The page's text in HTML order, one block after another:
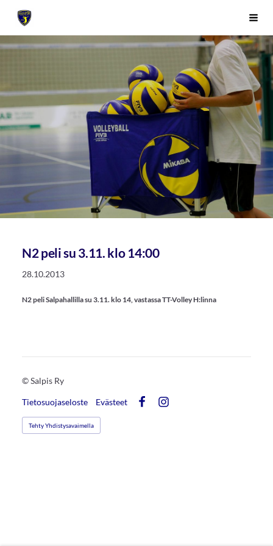
Siirry
sivunSivuston etusivulle
N2 peli su 3.11. klo 14:00
28.10.2013
N2 peli Salpahallilla su 3.11. klo 14, vastassa TT-Volley H:linna
©Salpis Ry
Tietosuojaseloste
Evästeet
Tehty Yhdistysavaimella